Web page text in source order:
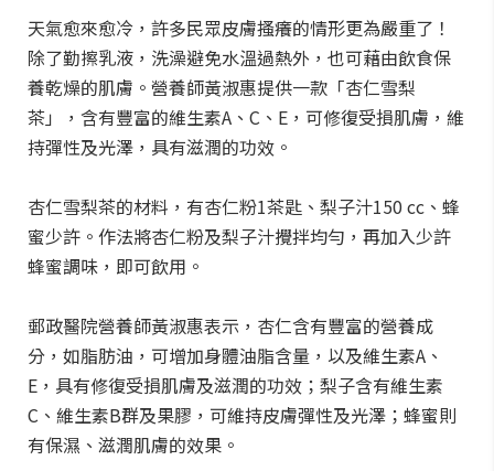
天氣愈來愈冷，許多民眾皮膚搔癢的情形更為嚴重了！
除了勤擦乳液，洗澡避免水溫過熱外，也可藉由飲食保
養乾燥的肌膚。營養師黃淑惠提供一款「杏仁雪梨
茶」，含有豐富的維生素A、C、E，可修復受損肌膚，維
持彈性及光澤，具有滋潤的功效。
杏仁雪梨茶的材料，有杏仁粉1茶匙、梨子汁150 cc、蜂
蜜少許。作法將杏仁粉及梨子汁攪拌均勻，再加入少許
蜂蜜調味，即可飲用。
郵政醫院營養師黃淑惠表示，杏仁含有豐富的營養成
分，如脂肪油，可增加身體油脂含量，以及維生素A、
E，具有修復受損肌膚及滋潤的功效；梨子含有維生素
C、維生素B群及果膠，可維持皮膚彈性及光澤；蜂蜜則
有保濕、滋潤肌膚的效果。